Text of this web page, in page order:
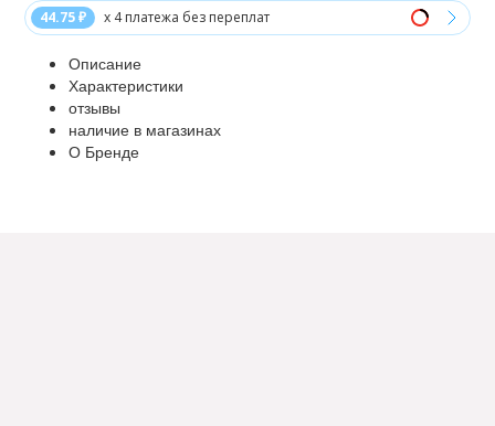
44.75 ₽ x 4 платежа без переплат
Описание
Характеристики
отзывы
наличие в магазинах
О Бренде